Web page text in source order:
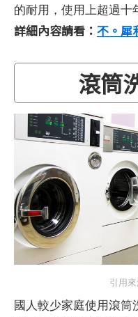
的耐用，使用上超過十
詳細內容請看： 不。犀
滾筒
引用來
國人較少家庭使用滾筒